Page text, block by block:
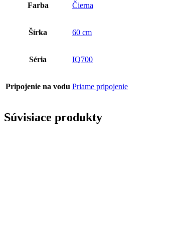
Farba Čierna
Šírka 60 cm
Séria IQ700
Pripojenie na vodu Priame pripojenie
Súvisiace produkty